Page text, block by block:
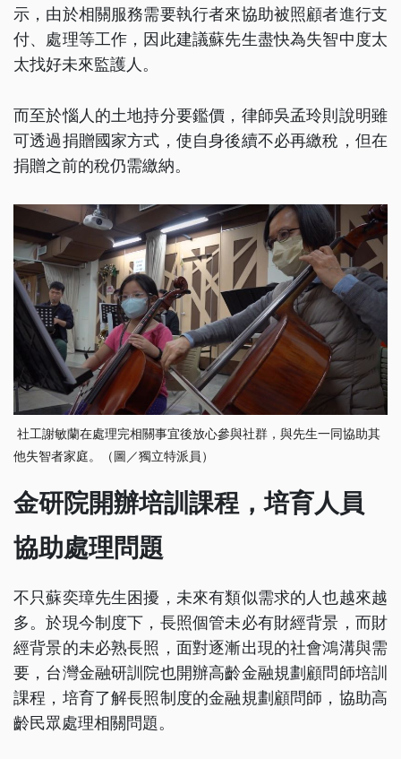
示，由於相關服務需要執行者來協助被照顧者進行支
付、處理等工作，因此建議蘇先生盡快為失智中度太
太找好未來監護人。
而至於惱人的土地持分要鑑價，律師吳孟玲則說明雖
可透過捐贈國家方式，使自身後續不必再繳稅，但在
捐贈之前的稅仍需繳納。
社工謝敏蘭在處理完相關事宜後放心參與社群，與先生一同協助其
他失智者家庭。（圖／獨立特派員）
金研院開辦培訓課程，培育人員
協助處理問題
不只蘇奕璋先生困擾，未來有類似需求的人也越來越
多。於現今制度下，長照個管未必有財經背景，而財
經背景的未必熟長照，面對逐漸出現的社會鴻溝與需
要，台灣金融研訓院也開辦高齡金融規劃顧問師培訓
課程，培育了解長照制度的金融規劃顧問師，協助高
齡民眾處理相關問題。